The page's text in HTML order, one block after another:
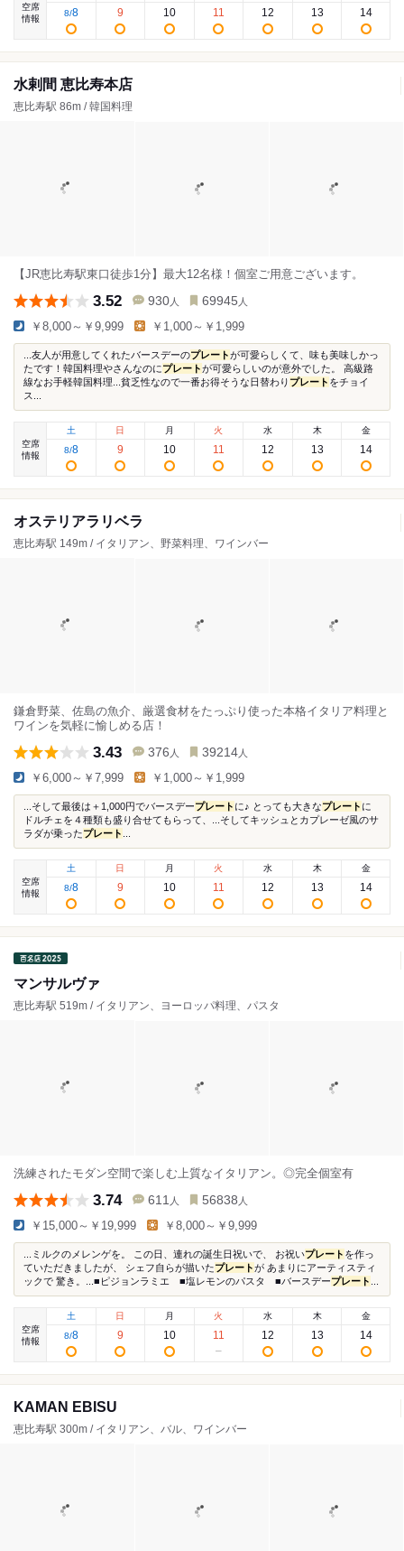
空席
情報
8/8 9 10 11 12 13 14
水剌間 恵比寿本店
恵比寿駅 86m / 韓国料理
【JR恵比寿駅東口徒歩1分】最大12名様！個室ご用意ございます。
3.52 930 人 69945 人
￥8,000～￥9,999 ￥1,000～￥1,999
...友人が用意してくれたバースデーのプレートが可愛らしくて、味も美味しかっ
たです！韓国料理やさんなのにプレートが可愛らしいのが意外でした。 高級路
線なお手軽韓国料理...貧乏性なので一番お得そうな日替わり プレート をチョイ
ス...
空席
情報
土
8/8
日
9
月
10
火
11
水
12
木
13
金
14
オステリアラリベラ
恵比寿駅 149m / イタリアン、野菜料理、ワインバー
鎌倉野菜、佐島の魚介、厳選食材をたっぷり使った本格イタリア料理と
ワインを気軽に愉しめる店！
3.43 376 人 39214 人
￥6,000～￥7,999 ￥1,000～￥1,999
...そして最後は＋1,000円でバースデープレート に♪ とっても大きなプレート に
ドルチェを４種類も盛り合せてもらって、...そしてキッシュとカプレーゼ風のサ
ラダが乗ったプレート
空席
情報
土
8/8
日
9
月
10
火
11
水
12
木
13
金
14
マンサルヴァ
恵比寿駅 519m / イタリアン、ヨーロッパ料理、パスタ
洗練されたモダン空間で楽しむ上質なイタリアン。◎完全個室有
3.74 611 人 56838 人
￥15,000～￥19,999 ￥8,000～￥9,999
...ミルクのメレンゲを。 この日、連れの誕生日祝いで、 お祝いプレート を作っ
ていただきましたが、 シェフ自らが描いたプレートが あまりにアーティスティ
ックで 驚き。...■ピジョンラミエ ■塩レモンのパスタ ■バースデープレート
空席
情報
土
8/8
日
9
月
10
火
11
水
12
木
13
金
14
KAMAN EBISU
恵比寿駅 300m / イタリアン、バル、ワインバー